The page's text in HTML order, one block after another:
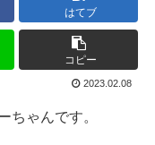
はてブ
コピー
2023.02.08
ちゃんです。